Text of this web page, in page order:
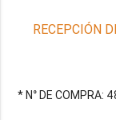
RECEPCIÓN
* N° DE COMPRA: